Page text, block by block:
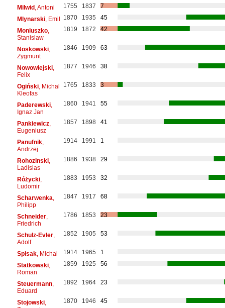
Milwid, Antoni 1755 1837
7
Mlynarski, Emil 1870 1935
45
Moniuszko,
Stanislaw
1819 1872 42
Noskowski,
Zygmunt
1846 1909 63
Nowowiejski,
Felix
1877 1946 38
Ogiński, Michal
Kleofas
1765 1833 3
Paderewski,
Ignaz Jan
1860 1941 55
Pankiewicz,
Eugeniusz
1857 1898 41
Panufnik,
Andrzej
1914 1991 1
Rohozinski,
Ladislas
1886 1938 29
Różycki,
Ludomir
1883 1953 32
Scharwenka
Philipp
1847 1917 68
Schneider,
Friedrich
1786 1853 23
Schulz-Evler,
Adolf
1852 1905 53
Spisak, Michal 1914 1965
1
Statkowski,
Roman
1859 1925 56
Steuermann,
Eduard
1892 1964 23
Stojowski,
1870 1946 45